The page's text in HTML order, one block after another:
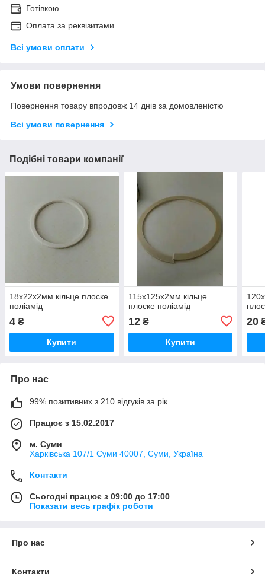
Готівкою
Оплата за реквізитами
Всі умови оплати
Умови повернення
Повернення товару впродовж 14 днів за домовленістю
Всі умови повернення
Подібні товари компанії
18х22х2мм кільце плоске
поліамід
4 ₴
Купити
115х125х2мм кільце
плоске поліамід
12₴
Купити
20
Про нас
99% позитивних з 210 відгуків за рік
Працює з 15.02.2017
м. Суми
Харківська 107/1 Суми 40007, Суми, Україна
Контакти
Сьогодні працює з 09:00 до 17:00
Показати весь графік роботи
Про нас
Контакти